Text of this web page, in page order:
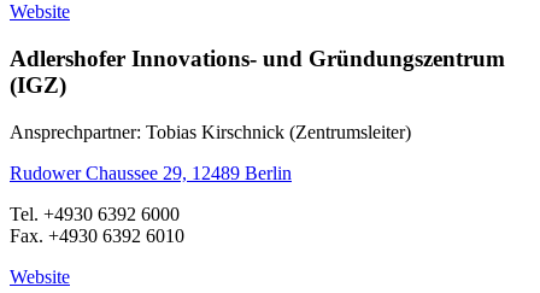
Website
Adlershofer Innovations- und Gründungszentrum
(IGZ)
Ansprechpartner: Tobias Kirschnick (Zentrumsleiter)
Rudower Chaussee 29, 12489 Berlin
Tel. +4930 6392 6000
Fax. +4930 6392 6010
Website